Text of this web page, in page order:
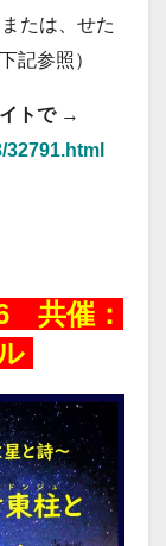
たは、せた
記参照）
トで→
共催：